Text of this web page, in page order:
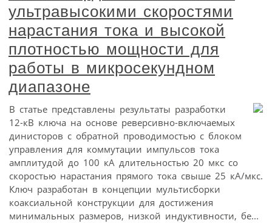
ультравысокими скоростями
нарастания тока и высокой
плотностью мощности для
работы в микросекундном
диапазоне
В статье представлены результаты разработки
12-кВ ключа на основе реверсивно-включаемых
динисторов с обратной проводимостью c блоком
управления для коммутации импульсов тока
амплитудой до 100 кА длительностью 20 мкс со
скоростью нарастания прямого тока свыше 25 кА/мкс.
Ключ разработан в концепции мультисборки
коаксиальной конструкции для достижения
минимальных размеров, низкой индуктивности, бе...